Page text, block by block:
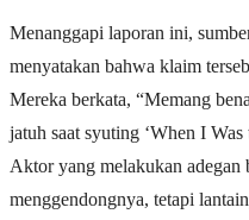
Menanggapi laporan ini,
menyatakan bahwa klaim
Mereka berkata, “Memang
jatuh saat syuting ‘When I
Aktor yang melakukan adegan
menggendongnya, tetapi